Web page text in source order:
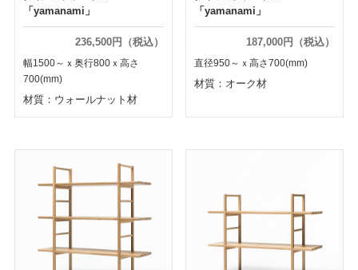
「yamanami」
236,500円（税込）
幅1500～ｘ奥行800ｘ高さ
700(mm)
材質：ウォールナット材
「yamanami」
187,000円（税込）
直径950～ｘ高さ700(mm)
材質：オーク材